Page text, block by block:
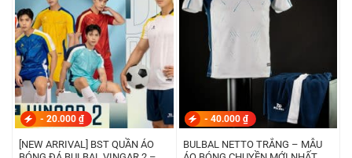
- 20.000 ₫
[NEW ARRIVAL] BST QUẦN ÁO
- 40.000 ₫
BULBAL NETTO TRẮNG – MẪU